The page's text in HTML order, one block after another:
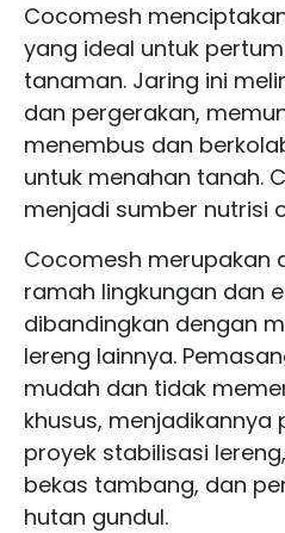
Cocomesh
yang ideal untuk
tanaman. Jaring ini
dan pergerakan,
menembus dan
untuk menahan tanah.
menjadi sumber nutrisi
Cocomesh merupakan
ramah lingkungan dan
dibandingkan dengan
lereng lainnya.
mudah dan tidak
khusus, menjadikannya
proyek stabilisasi
bekas tambang, dan
hutan gundul.